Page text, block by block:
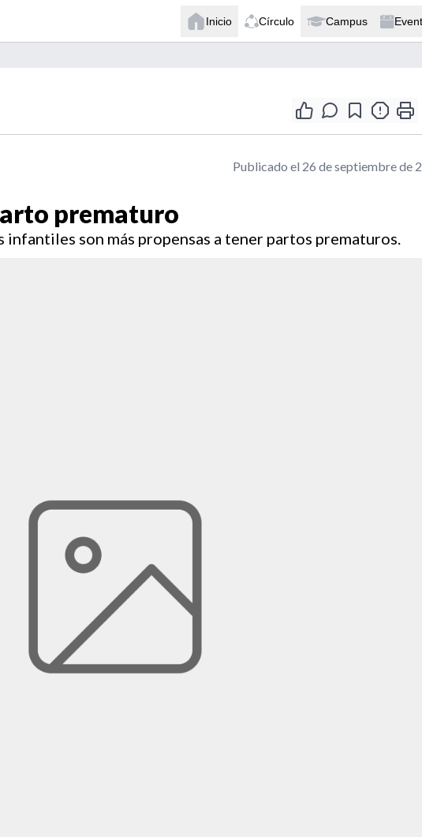
Inicio Círculo Campus
Publicado el 26 de septiembre de
prematuro
infantiles son más propensas a tener partos prematuros.